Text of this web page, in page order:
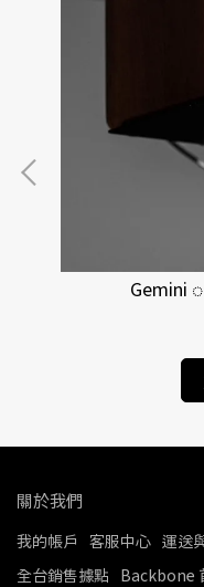
關於我們
我的帳戶 客服中心 運送
全台銷售據點 Backbone